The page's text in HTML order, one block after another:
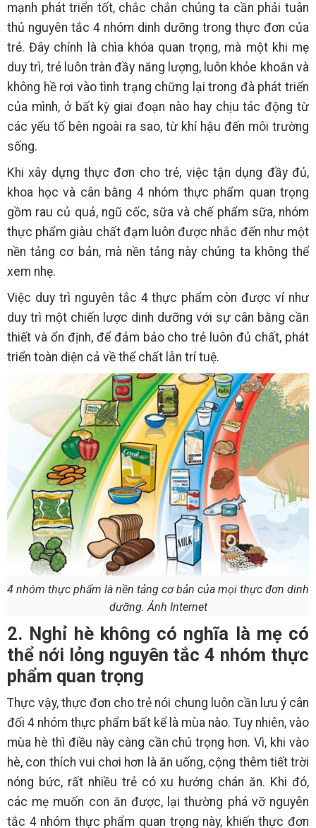
mạnh phát triển tốt, chắc chắn chúng ta cần phải tuân
thủ nguyên tắc 4 nhóm dinh dưỡng trong thực đơn của
trẻ. Đây chính là chìa khóa quan trọng, mà một khi mẹ
duy trì, trẻ luôn tràn đầy năng lượng, luôn khỏe khoắn và
không hề rơi vào tình trạng chững lại trong đà phát triển
của mình, ở bất kỳ giai đoạn nào hay chịu tác động từ
các yếu tố bên ngoài ra sao, từ khí hậu đến môi trường
sống.
Khi xây dựng thực đơn cho trẻ, việc tận dụng đầy đủ,
khoa học và cân bằng 4 nhóm thực phẩm quan trọng
gồm rau củ quả, ngũ cốc, sữa và chế phẩm sữa, nhóm
thực phẩm giàu chất đạm luôn được nhắc đến như một
nền tảng cơ bản, mà nền tảng này chúng ta không thể
xem nhẹ.
Việc duy trì nguyên tắc 4 thực phẩm còn được ví như
duy trì một chiến lược dinh dưỡng với sự cân bằng cần
thiết và ổn định, để đảm bảo cho trẻ luôn đủ chất, phát
triển toàn diện cả về thể chất lẫn trí tuệ.
4 nhóm thực phẩm là nền tảng cơ bản của mọi thực đơn dinh
dưỡng. Ảnh Internet
2. Nghỉ hè không có nghĩa là mẹ có
thể nới lỏng nguyên tắc 4 nhóm thực
phẩm quan trọng
Thực vậy, thực đơn cho trẻ nói chung luôn cần lưu ý cân
đối 4 nhóm thực phẩm bất kể là mùa nào. Tuy nhiên, vào
mùa hè thì điều này càng cần chú trọng hơn. Vì, khi vào
hè, con thích vui chơi hơn là ăn uống, cộng thêm tiết trời
nóng bức, rất nhiều trẻ có xu hướng chán ăn. Khi đó,
các mẹ muốn con ăn được, lại thường phá vỡ nguyên
tắc 4 nhóm thực phẩm quan trọng này, khiến thực đơn